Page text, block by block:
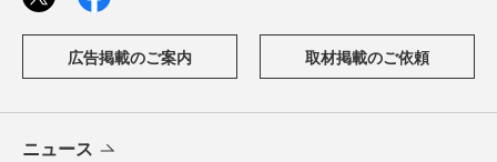
広告掲載のご案内 取材掲載のご依頼
ニュース